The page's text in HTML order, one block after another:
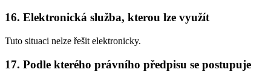
16. Elektronická služba, kterou lze využít
Tuto situaci nelze řešit elektronicky.
17. Podle kterého právního předpisu se postupuje